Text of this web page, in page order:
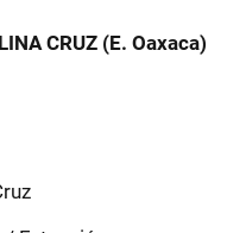
CRUZ (E. Oaxaca)